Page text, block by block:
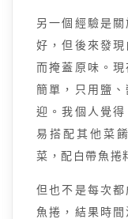
另一個經驗是
好，但後來發
而掩蓋原味。
簡單，只用鹽
迎。我個人覺
易搭配其他菜
菜，配白帶魚捲
但也不是每次
魚捲，結果時